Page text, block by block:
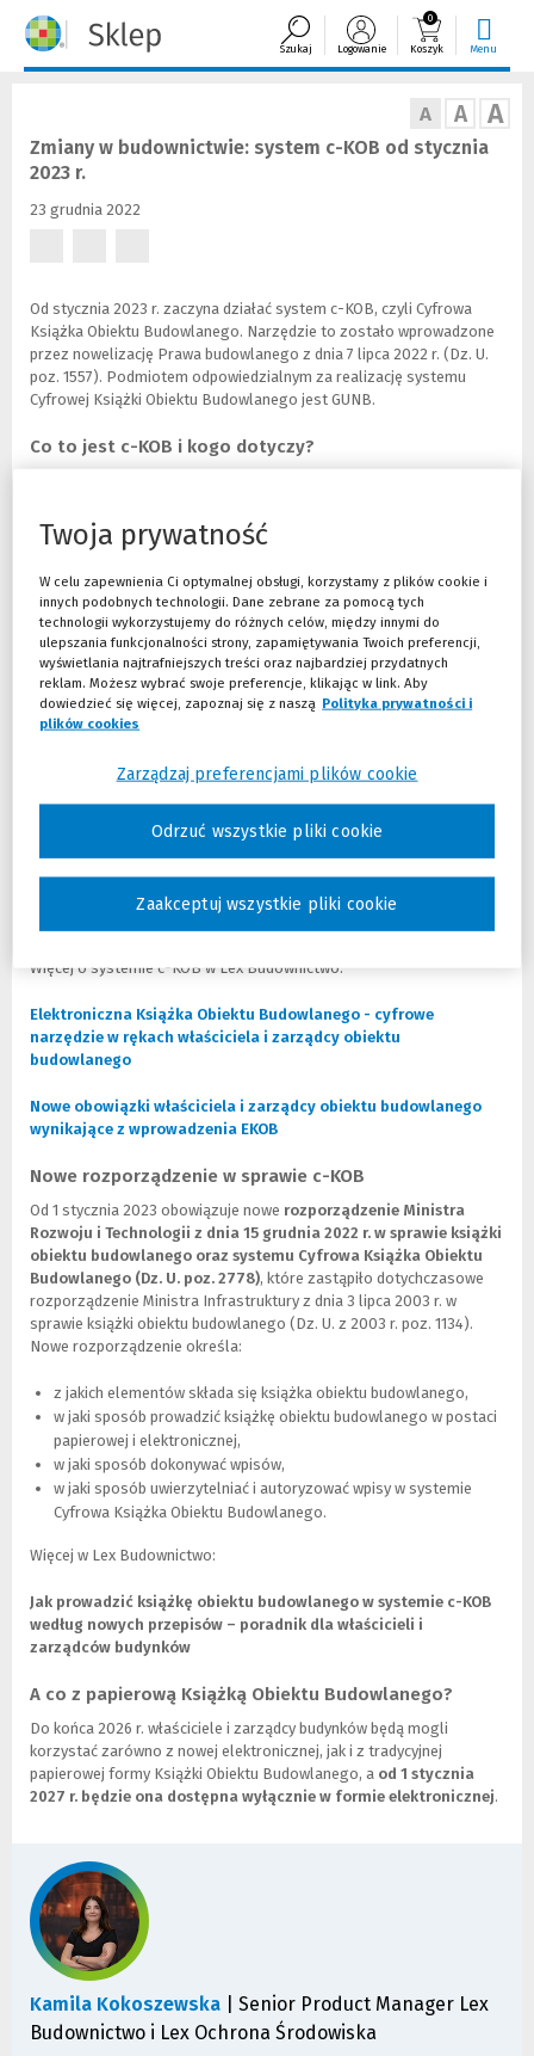
Szukaj Logowanie
0
Koszyk Menu
A A A
Zmiany w budownictwie: system c-KOB od stycznia
2023 r.
23 grudnia 2022
Od stycznia 2023 r. zaczyna działać system c-KOB, czyli Cyfrowa
Książka Obiektu Budowlanego. Narzędzie to zostało wprowadzone
przez nowelizację Prawa budowlanego z dnia 7 lipca 2022 r. (Dz. U.
poz. 1557). Podmiotem odpowiedzialnym za realizację systemu
Cyfrowej Książki Obiektu Budowlanego jest GUNB.
Co to jest c-KOB i kogo dotyczy?
Elektroniczna Książka Obiektu Budowlanego ma być dostępna w
formie aplikacji, w której na bieżąco będą zbierane i uzupełniane
wszystkie informacje dotyczące danego budynku.
Podmiotmi
odpowiedzialnymi za uzupełnianie danych będą właściciele i
zarządcy nieruchomości . Będą oni uzupełniali system c-KOB w
zakresie następujących danych:
informacji o obiekcie budowlanym,
o właścicielach i zarządcach obiektu budowlanego,
o przeprowadzanych kontrolach,
budowlanego,
robotach budowlanych przeprowaddzanych w budynku po
oddaniu do użytkowania,
decyzjach, postanowieniach, zaświadczeniach i innych
dokumentach wydanych przez organy administracji publicznej
dotyczących tego budynku,
Więcej o systemie c-KOB w Lex Budownictwo:
Elektroniczna Książka Obiektu Budowlanego - cyfrowe
narzędzie w rękach właściciela i zarządcy obiektu
budowlanego
i
n
d
i
n
n
e
j
s
t
o
n
y
)
Nowe obowiązki właściciela i zarządcy obiektu budowlanego
wynikające z wprowadzenia EKOB
i
k
d
o
i
n
n
s
t
o
n
y
Nowe rozporządzenie w sprawie c-KOB
Od 1 stycznia 2023 obowiązuje nowe rozporządzenie Ministra
Rozwoju i Technologii z dnia 15 grudnia 2022 r. w sprawie książki
obiektu budowlanego oraz systemu Cyfrowa Książka Obiektu
Budowlanego (Dz. U. poz. 2778), które zastąpiło dotychczasowe
rozporządzenie Ministra Infrastruktury z dnia 3 lipca 2003 r. w
sprawie książki obiektu budowlanego (Dz. U. z 2003 r. poz. 1134).
Nowe rozporządzenie określa:
z jakich elementów składa się książka obiektu budowlanego,
w jaki sposób prowadzić książkę obiektu budowlanego w postaci
papierowej i elektronicznej,
w jaki sposób dokonywać wpisów,
w jaki sposób uwierzytelniać i autoryzować wpisy w systemie
Cyfrowa Książka Obiektu Budowlanego.
Więcej w Lex Budownictwo:
Jak prowadzić książkę obiektu budowlanego w systemie c-KOB
według nowych przepisów – poradnik dla właścicieli i
zarządców budynków
A co z papierową Książką Obiektu Budowlanego?
Do końca 2026 r. właściciele i zarządcy budynków będą mogli
korzystać zarówno z nowej elektronicznej, jak i z tradycyjnej
papierowej formy Książki Obiektu Budowlanego, a od 1 stycznia
2027 r. będzie ona dostępna wyłącznie w formie elektronicznej.
Kamila Kokoszewska
| Senior Product Manager Lex
Budownictwo i Lex Ochrona Środowiska
Twoja prywatność
W celu zapewnienia Ci optymalnej obsługi, korzystamy z plików cookie i
innych podobnych technologii. Dane zebrane za pomocą tych
technologii wykorzystujemy do różnych celów, między innymi do
ulepszania funkcjonalności strony, zapamiętywania Twoich preferencji,
wyświetlania najtrafniejszych treści oraz najbardziej przydatnych
reklam. Możesz wybrać swoje preferencje, klikając w link. Aby
dowiedzieć się więcej, zapoznaj się z naszą Polityka prywatności i
plików cookies
Odrzuć wszystkie pliki cookie
Zaakceptuj wszystkie pliki cookie
Zarządzaj preferencjami plików cookie